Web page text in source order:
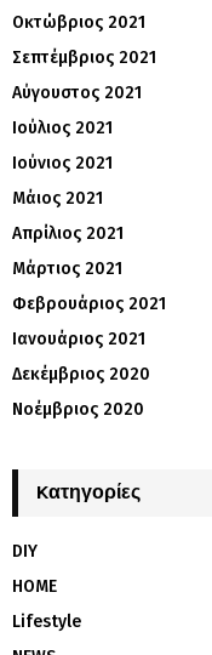
Οκτώβριος 2021
Σεπτέμβριος 2021
Αύγουστος 2021
Ιούλιος 2021
Ιούνιος 2021
Μάιος 2021
Απρίλιος 2021
Μάρτιος 2021
Φεβρουάριος 2021
Ιανουάριος 2021
Δεκέμβριος 2020
Νοέμβριος 2020
Kατηγορίες
DIY
HOME
Lifestyle